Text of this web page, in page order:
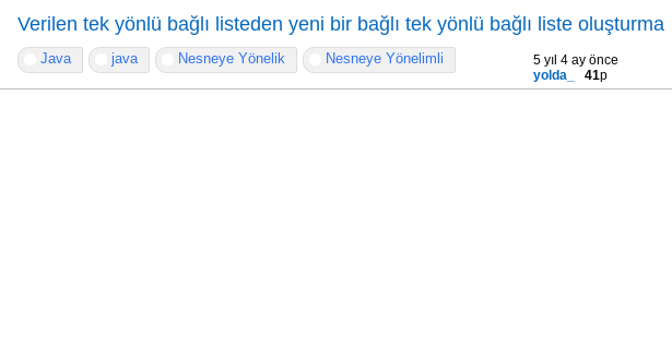
Verilen tek yönlü bağlı listeden yeni bir bağlı tek yönlü bağlı liste oluşturma
Java java Nesneye Yönelik Nesneye Yönelimli
5 yıl 4 ay önce
yolda_
41p